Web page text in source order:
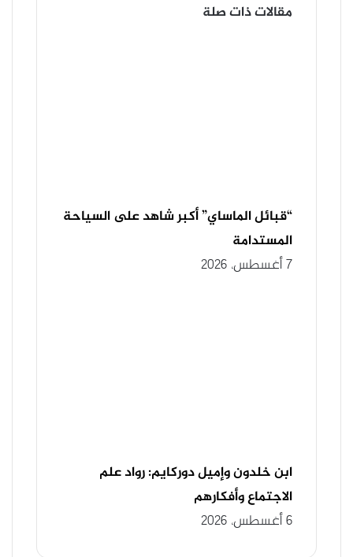
مقالات ذات صلة
“قبائل الماساي” أكبر شاهد على السياحة
المستدامة
7 أغسطس، 2026
ابن خلدون وإميل دوركايم: رواد علم
الاجتماع وأفكارهم
6 أغسطس، 2026